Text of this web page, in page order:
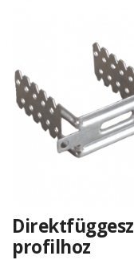
profilhoz